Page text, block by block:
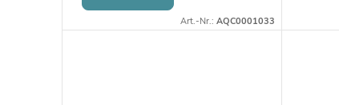
Art.-Nr.:AQC0001033